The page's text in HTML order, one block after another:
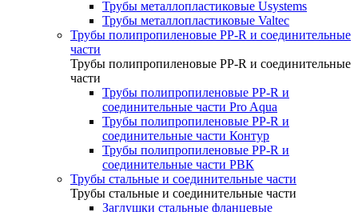
Трубы металлопластиковые Usystems
Трубы металлопластиковые Valtec
Трубы полипропиленовые PP-R и соединительные
части
Трубы полипропиленовые PP-R и соединительные
части
Трубы полипропиленовые PP-R и
соединительные части Pro Aqua
Трубы полипропиленовые PP-R и
соединительные части Контур
Трубы полипропиленовые PP-R и
соединительные части РВК
Трубы стальные и соединительные части
Трубы стальные и соединительные части
Заглушки стальные фланцевые